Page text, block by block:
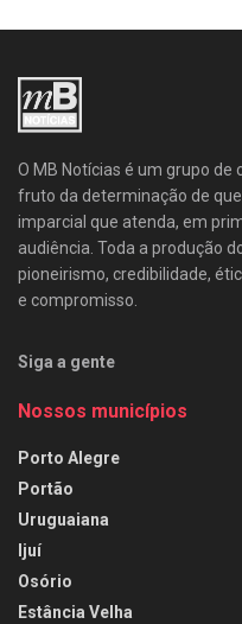
O MB Notícias é um grupo de
fruto da determinação de
imparcial que atenda, em
audiência. Toda a produção
pioneirismo, credibilidade,
e compromisso.
Siga a gente
Nossos municípios
Porto Alegre
Portão
Uruguaiana
Ijuí
Osório
Estância Velha